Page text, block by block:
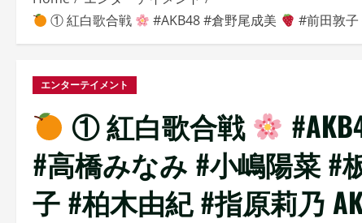
① 紅白歌合戦
#AKB48 #倉野尾成美 #前田敦
エンターテイメント
① 紅白歌合戦
#高橋みなみ #小嶋陽菜 #
子 #柏木由紀 #指原莉乃